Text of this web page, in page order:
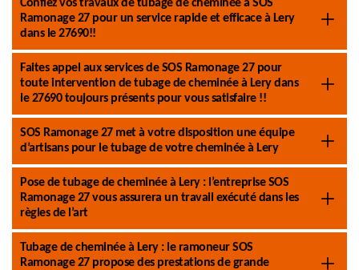
Confiez vos travaux de tubage de cheminée à SOS
Ramonage 27 pour un service rapide et efficace à Lery
dans le 27690!!
Faites appel aux services de SOS Ramonage 27 pour
toute intervention de tubage de cheminée à Lery dans
le 27690 toujours présents pour vous satisfaire !!
SOS Ramonage 27 met à votre disposition une équipe
d’artisans pour le tubage de votre cheminée à Lery
Pose de tubage de cheminée à Lery : l’entreprise SOS
Ramonage 27 vous assurera un travail exécuté dans les
règles de l’art
Tubage de cheminée à Lery : le ramoneur SOS
Ramonage 27 propose des prestations de grande